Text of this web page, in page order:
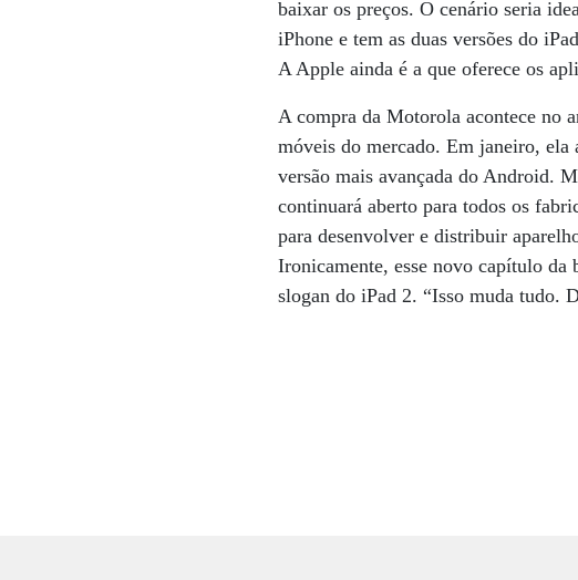
baixar os preços. O cenário seria
iPhone e tem as duas versões do
A Apple ainda é a que oferece os
A compra da Motorola acontece no
móveis do mercado. Em janeiro,
versão mais avançada do Android.
continuará aberto para todos os
para desenvolver e distribuir
Ironicamente, esse novo capítulo da
slogan do iPad 2. “Isso muda tudo.